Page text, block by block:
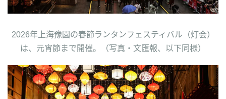
2026年上海豫園の春節ランタンフェスティバル（灯会）
は、元宵節まで開催。（写真・文匯報、以下同様）